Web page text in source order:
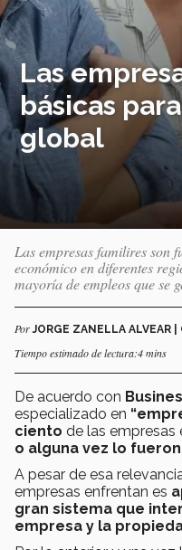
Las
básicas
global
Las empresas familires son
económico en diferentes
mayoría de empleos que se
PorJORGE ZANELLA ALVEAR |
Tiempo estimado de lectura:4 mins
De acuerdo con
especializado en
ciento de las empresas
o alguna vez lo
A pesar de esa
empresas enfrentan es
gran sistema que
empresa y la